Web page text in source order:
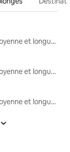
Locations moyenne et longue durée
Locations moyenne et longue durée
Locations moyenne et longue durée